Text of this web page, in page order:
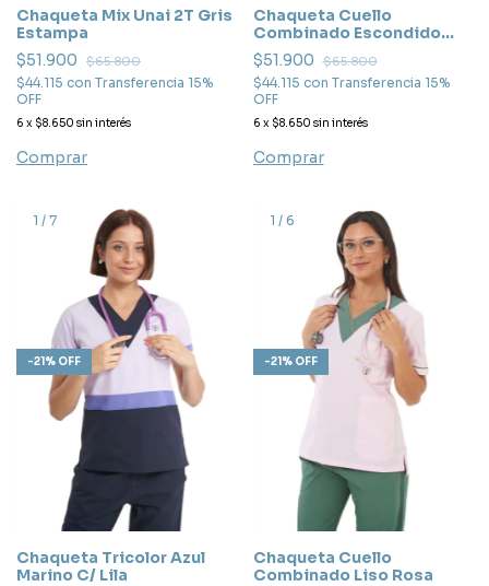
Chaqueta Mix Unai 2T Gris
Estampa
$51.900
$65.800
$44.115 con Transferencia 15%
OFF
6 x $8.650 sin interés
Comprar
Chaqueta Cuello
Combinado Escondido
Aero
$51.900 $65.800
$44.115 con Transferencia 15%
OFF
6 x $8.650 sin interés
Comprar
1 / 7
-21% OFF
Chaqueta Tricolor Azul
Marino C/ Lila
1 / 6
-21% OFF
Chaqueta Cuello
Combinado Liso Rosa